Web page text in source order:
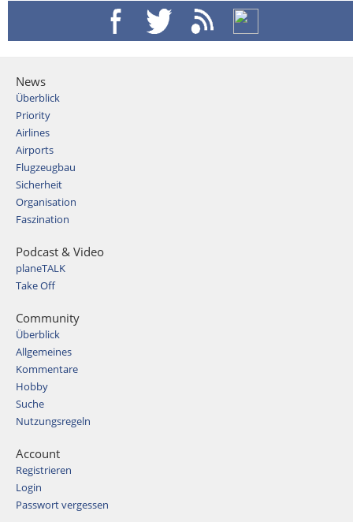
News
Überblick
Priority
Airlines
Airports
Flugzeugbau
Sicherheit
Organisation
Faszination
Podcast & Video
planeTALK
Take Off
Community
Überblick
Allgemeines
Kommentare
Hobby
Suche
Nutzungsregeln
Account
Registrieren
Login
Passwort vergessen